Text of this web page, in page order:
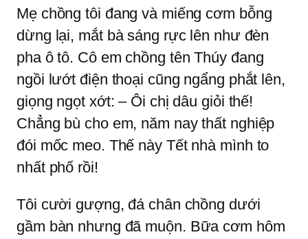
Mẹ chồng tôi đang và miếng cơm bỗng
dừng lại, mắt bà sáng rực lên như đèn
pha ô tô. Cô em chồng tên Thúy đang
ngồi lướt điện thoại cũng ngẩng phắt lên,
giọng ngọt xớt: – Ôi chị dâu giỏi thế!
Chẳng bù cho em, năm nay thất nghiệp
đói mốc meo. Thế này Tết nhà mình to
nhất phố rồi!
Tôi cười gượng, đá chân chồng dưới
gầm bàn nhưng đã muộn. Bữa cơm hôm